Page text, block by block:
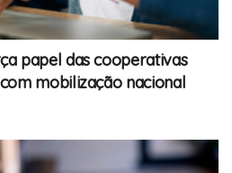
papel das cooperativas
mobilização nacional